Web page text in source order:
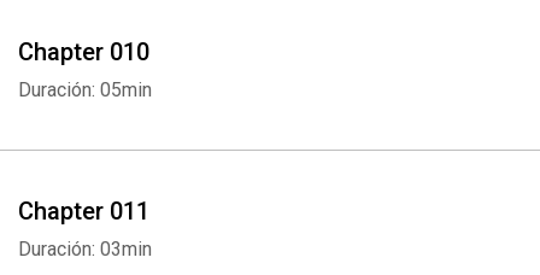
Chapter 010
Duración: 05min
Chapter 011
Duración: 03min